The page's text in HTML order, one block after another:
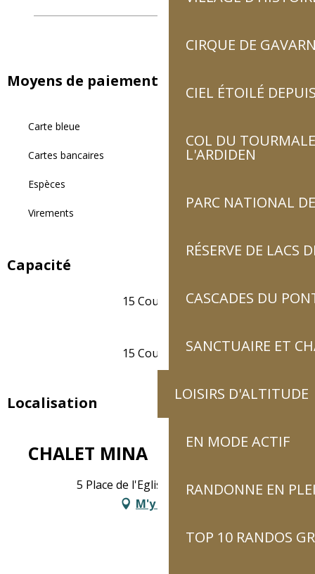
CIRQUE DE
CIEL ÉTOILÉ
COL DU
L'ARDIDEN
PARC NATIONAL
RÉSERVE DE LACS
CASCADES DU
SANCTUAIRE ET
LOISIRS D'ALTITUDE
EN MODE ACTIF
RANDONNE EN
TOP 10 RANDOS
Moyens de paiement
Carte bleue
Cartes bancaires
Espèces
Virements
Capacité
15 Couvert(s)
15 Couvert(s)
Localisation
CHALET MINA
5 Place de l'Eglise, 65120 Sazos
M'y rendre